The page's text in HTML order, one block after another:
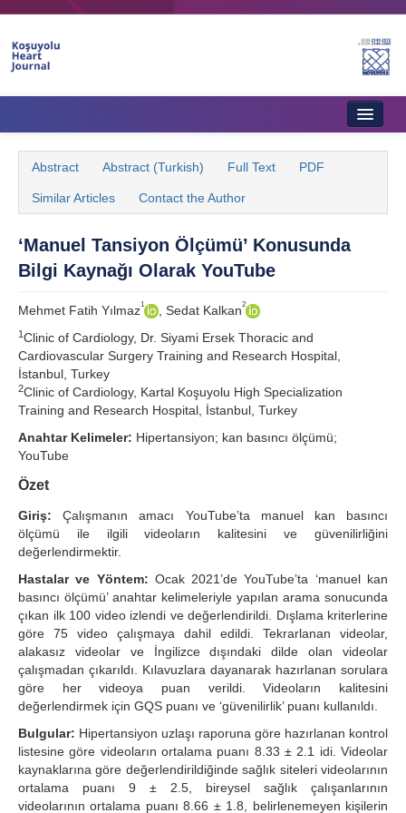
Aims & Scope
Editorial Board
Ethics & Policies
Contact Us
Search Articles
Abstract Abstract (Turkish) Full Text PDF
Similar Articles Contact the Author
‘Manuel Tansiyon Ölçümü’ Konusunda
Bilgi Kaynağı Olarak YouTube
Mehmet Fatih Yılmaz1 , Sedat Kalkan2
1Clinic of Cardiology, Dr. Siyami Ersek Thoracic and
Cardiovascular Surgery Training and Research Hospital,
İstanbul, Turkey
2Clinic of Cardiology, Kartal Koşuyolu High Specialization
Training and Research Hospital, İstanbul, Turkey
Anahtar Kelimeler: Hipertansiyon; kan basıncı ölçümü;
YouTube
Özet
Giriş: Çalışmanın amacı YouTube’ta manuel kan basıncı
ölçümü ile ilgili videoların kalitesini ve güvenilirliğini
değerlendirmektir.
Hastalar ve Yöntem: Ocak 2021’de YouTube’ta ‘manuel kan
basıncı ölçümü’ anahtar kelimeleriyle yapılan arama sonucunda
çıkan ilk 100 video izlendi ve değerlendirildi. Dışlama kriterlerine
göre 75 video çalışmaya dahil edildi. Tekrarlanan videolar,
alakasız videolar ve İngilizce dışındaki dilde olan videolar
çalışmadan çıkarıldı. Kılavuzlara dayanarak hazırlanan sorulara
göre her videoya puan verildi. Videoların kalitesini
değerlendirmek için GQS puanı ve ‘güvenilirlik’ puanı kullanıldı.
Bulgular: Hipertansiyon uzlaşı raporuna göre hazırlanan kontrol
listesine göre videoların ortalama puanı 8.33 ± 2.1 idi. Videolar
kaynaklarına göre değerlendirildiğinde sağlık siteleri videolarının
ortalama puanı 9 ± 2.5, bireysel sağlık çalışanlarının
videolarının ortalama puanı 8.66 ± 1.8, belirlenemeyen kişilerin